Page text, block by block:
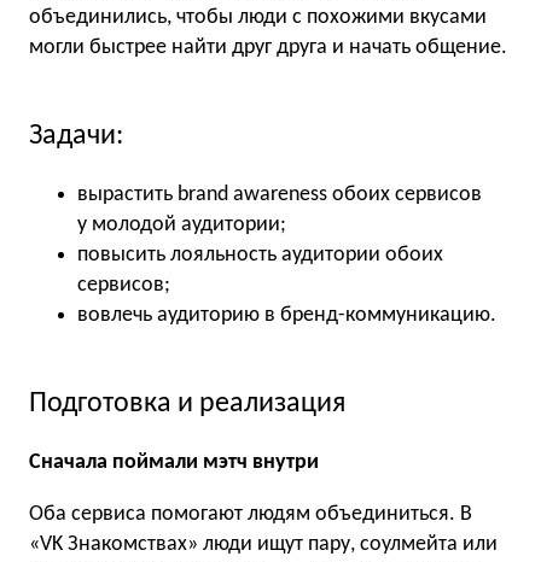
объединились, чтобы люди с похожими вкусами
могли быстрее найти друг друга и начать общение.
Задачи:
вырастить brand awareness обоих сервисов
у молодой аудитории;
повысить лояльность аудитории обоих
сервисов;
вовлечь аудиторию в бренд-коммуникацию.
Подготовка и реализация
Сначала поймали мэтч внутри
Оба сервиса помогают людям объединиться. В
«VK Знакомствах» люди ищут пару, соулмейта или